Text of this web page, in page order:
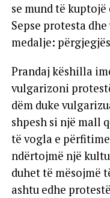
se mund të
Sepse protesta
medalje:
Prandaj këshilla
vulgarizoni
dëm duke
shpesh si një mall
të vogla e
ndërtojmë një
duhet të mësojmë
ashtu edhe